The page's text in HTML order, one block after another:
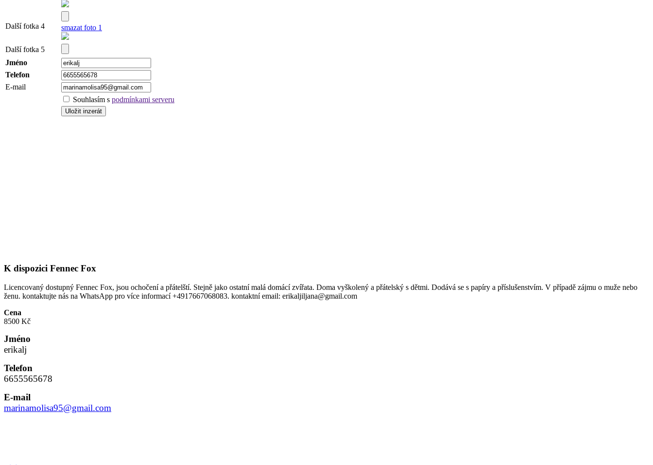
Další fotka 4 smazat foto 1
Další fotka 5
Jméno
Telefon
E-mail
Souhlasím s podmínkami serveru
K dispozici Fennec Fox
Licencovaný dostupný Fennec Fox, jsou ochočení a přátelští. Stejně jako ostatní malá domácí zvířata. Doma vyškolený a přátelský s dětmi. Dodává se s papíry a příslušenstvím. V případě zájmu o muže nebo
ženu. kontaktujte nás na WhatsApp pro více informací +4917667068083. kontaktní email: erikaljiljana@gmail.com
Cena
8500 Kč
Jméno
erikalj
Telefon
6655565678
E-mail
marinamolisa95@gmail.com